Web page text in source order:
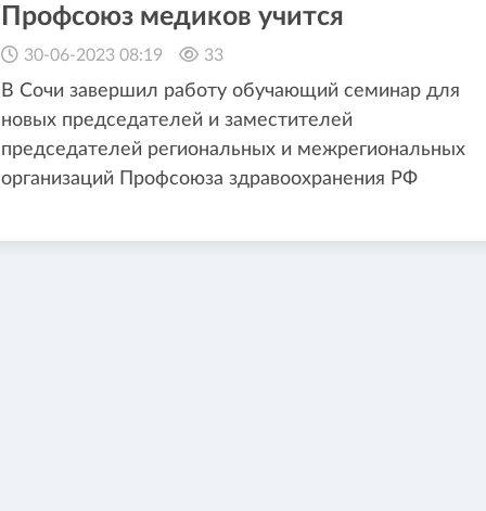
Профсоюз медиков учится
30-06-2023 08:19 33
В Сочи завершил работу обучающий семинар для
новых председателей и заместителей
председателей региональных и межрегиональных
организаций Профсоюза здравоохранения РФ